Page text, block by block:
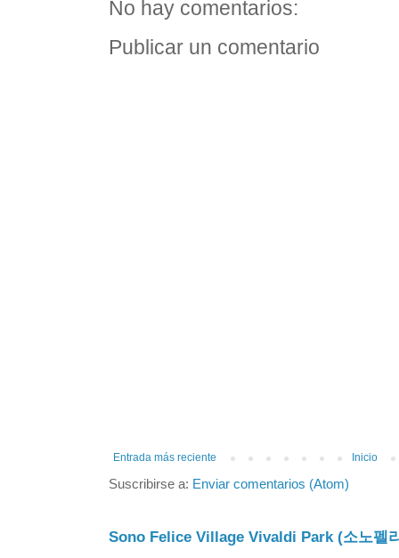
No hay comentarios:
Publicar un comentario
Entrada más reciente Inicio
Suscribirse a: Enviar comentarios (Atom)
Sono Felice Village Vivaldi Park (소노펠